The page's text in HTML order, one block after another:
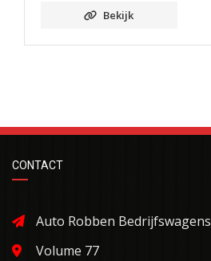
Bekijk
CONTACT
Auto Robben Bedrijfswagens
Volume 77